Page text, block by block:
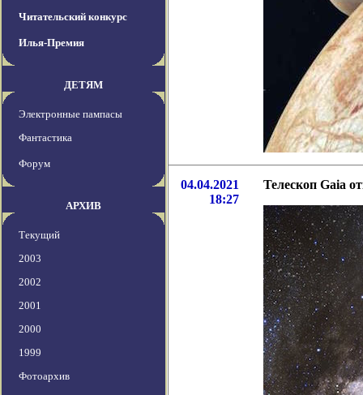
Читательский конкурс
Илья-Премия
ДЕТЯМ
Электронные пампасы
Фантастика
Форум
АРХИВ
Текущий
2003
2002
2001
2000
1999
Фотоархив
04.04.2021
18:27
Телескоп Gaia